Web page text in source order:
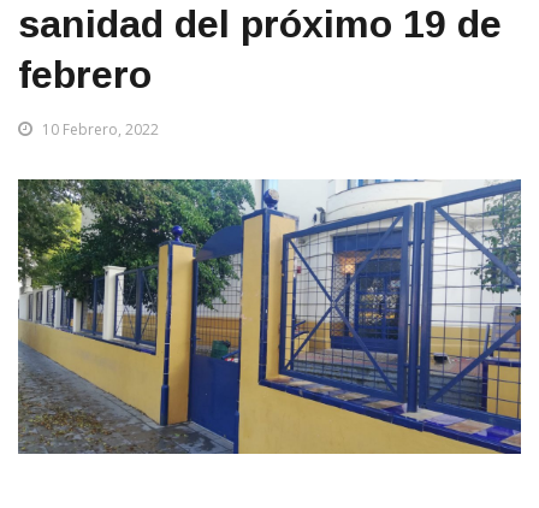
sanidad del próximo 19 de
febrero
10 Febrero, 2022